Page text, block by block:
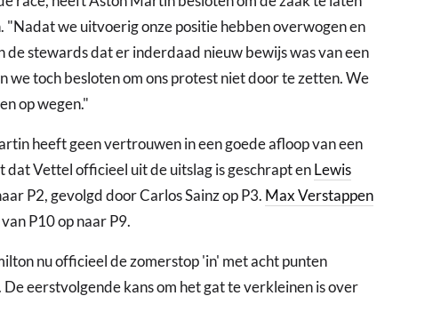
"Nadat we uitvoerig onze positie hebben overwogen en
de stewards dat er inderdaad nieuw bewijs was van een
we toch besloten om ons protest niet door te zetten. We
op wegen."
heeft geen vertrouwen in een goede afloop van een
Vettel officieel uit de uitslag is geschrapt enLewis
P2, gevolgd door Carlos Sainz op P3. Max Verstappen
P10 op naar P9.
nu officieel de zomerstop 'in' met acht punten
eerstvolgende kans om het gat te verkleinen is over